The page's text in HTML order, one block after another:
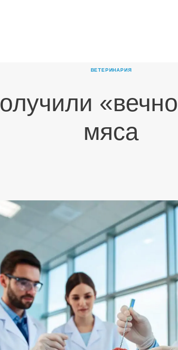
ВЕТЕРИНАРИЯ
мяса
НОВОСТИ
КАРЬЕРА